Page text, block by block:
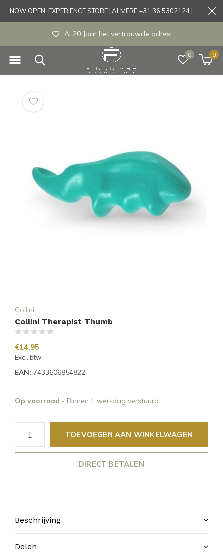
0 0
Al 20 Jaar het vertrouwde adres!
Collini
Collini Therapist Thumb
€14,95
Excl. btw
EAN: 7433606854822
Op voorraad - Binnen 1 werkdag verstuurd
TOEVOEGEN AAN WINKELWAGEN
DIRECT BETALEN
Beschrijving
Delen